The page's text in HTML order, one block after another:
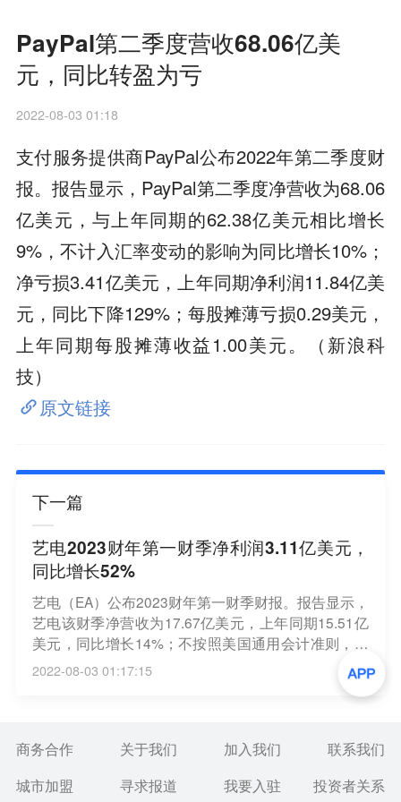
PayPal第二季度营收68.06亿美
元，同比转盈为亏
2022-08-03 01:18
支付服务提供商PayPal公布2022年第二季度财
报。报告显示，PayPal第二季度净营收为68.06
亿美元，与上年同期的62.38亿美元相比增长
9%，不计入汇率变动的影响为同比增长10%；
净亏损3.41亿美元，上年同期净利润11.84亿美
元，同比下降129%；每股摊薄亏损0.29美元，
上年同期每股摊薄收益1.00美元。（新浪科
技）
原文链接
下一篇
艺电2023财年第一财季净利润3.11亿美元，
同比增长52%
艺电（EA）公布2023财年第一财季财报。报告显示，
艺电该财季净营收为17.67亿美元，上年同期15.51亿
美元，同比增长14%；不按照美国通用会计准则，净
预订额（net bookings）为12.99亿美元，上年同期为
13.36亿美元；净利润为3.11亿美元，与上年同期的2.
2022-08-03 01:17:15
商务合作 关于我们 加入我们
联系我们
城市加盟
寻求报道 我要入驻 投资者关系